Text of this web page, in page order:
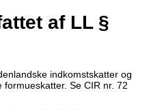
af LL §
indkomstskatter og
Se CIR nr. 72